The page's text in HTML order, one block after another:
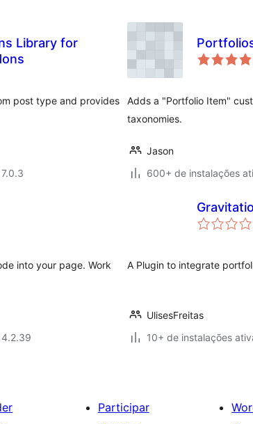
Library for
post type and provides
Adds a "Portfolio Item"
taxonomies.
Jason
600+ de instalações
into your page. Work
A Plugin to integrate
UlisesFreitas
10+ de instalações
Participar